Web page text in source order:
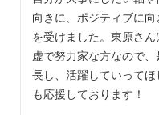
向きに、ポジティブに
を受けました。東原さ
虚で努力家な方なので
長し、活躍していって
も応援しております！